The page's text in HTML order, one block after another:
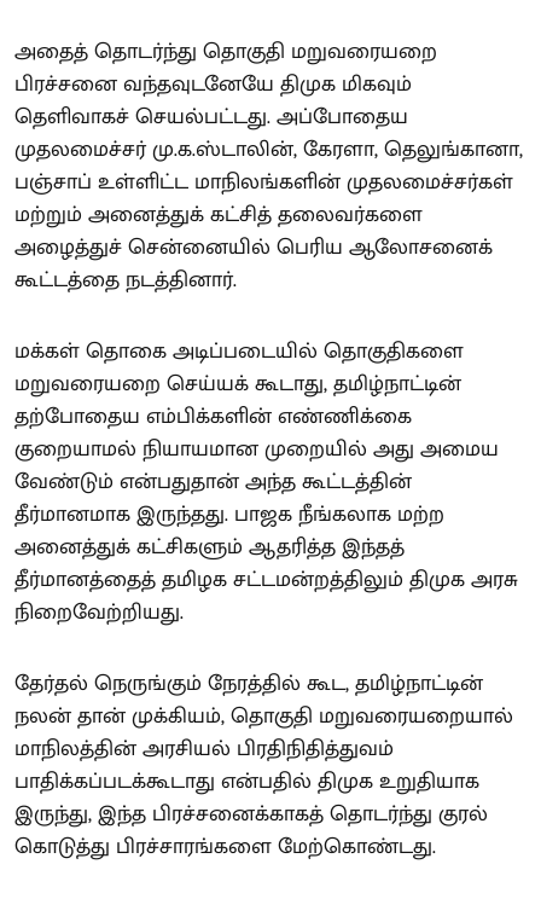
அதைத் தொடர்ந்து தொகுதி மறுவரையறை
பிரச்சனை வந்தவுடனேயே திமுக மிகவும்
தெளிவாகச் செயல்பட்டது. அப்போதைய
முதலமைச்சர் மு.க.ஸ்டாலின், கேரளா, தெலுங்கானா,
பஞ்சாப் உள்ளிட்ட மாநிலங்களின் முதலமைச்சர்கள்
மற்றும் அனைத்துக் கட்சித் தலைவர்களை
அழைத்துச் சென்னையில் பெரிய ஆலோசனைக்
கூட்டத்தை நடத்தினார்.
மக்கள் தொகை அடிப்படையில் தொகுதிகளை
மறுவரையறை செய்யக் கூடாது, தமிழ்நாட்டின்
தற்போதைய எம்பிக்களின் எண்ணிக்கை
குறையாமல் நியாயமான முறையில் அது அமைய
வேண்டும் என்பதுதான் அந்த கூட்டத்தின்
தீர்மானமாக இருந்தது. பாஜக நீங்கலாக மற்ற
அனைத்துக் கட்சிகளும் ஆதரித்த இந்தத்
தீர்மானத்தைத் தமிழக சட்டமன்றத்திலும் திமுக அரசு
நிறைவேற்றியது.
தேர்தல் நெருங்கும் நேரத்தில் கூட, தமிழ்நாட்டின்
நலன் தான் முக்கியம், தொகுதி மறுவரையறையால்
மாநிலத்தின் அரசியல் பிரதிநிதித்துவம்
பாதிக்கப்படக்கூடாது என்பதில் திமுக உறுதியாக
இருந்து, இந்த பிரச்சனைக்காகத் தொடர்ந்து குரல்
கொடுத்து பிரச்சாரங்களை மேற்கொண்டது.